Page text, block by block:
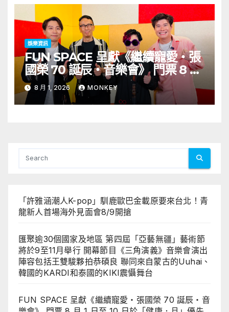
和泰國的KIKI震懾舞台
娛樂資訊
FUN SPACE 呈獻《繼續寵愛・張
國榮 70 誕辰・音樂會》 門票 8 月
1 日至 10 日於「健康．旦」優先訂
購
8 月 1, 2026 MONKEY
「許雅涵潮人K-pop」馴鹿歐巴金載原要來台北！青
龍新人首場海外見面會8/9開搶
匯聚逾30個國家及地區 第四屆「亞藝無疆」藝術節
將於9至11月舉行 開幕節目《三角演義》音樂會演出
陣容包括王雙駿夥拍恭碩良 聯同來自蒙古的Uuhai、
韓國的KARDI和泰國的KIKI震懾舞台
FUN SPACE 呈獻《繼續寵愛・張國榮 70 誕辰・音